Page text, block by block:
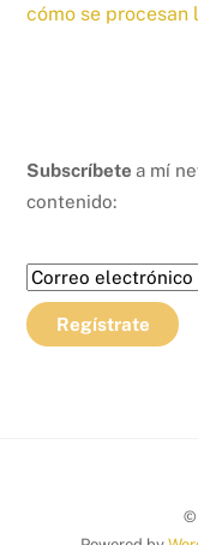
cómo se procesan
Subscríbete a mí
contenido:
©